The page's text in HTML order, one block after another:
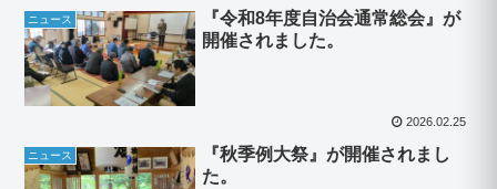
ニュース
『令和8年度自治会通常総会』が
開催されました。
2026.02.25
ニュース
『秋季例大祭』が開催されまし
た。